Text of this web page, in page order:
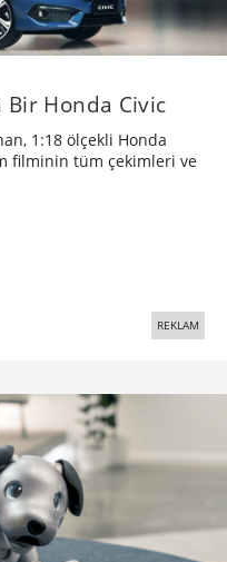
Bir Honda Civic
1:18 ölçekli Honda
filminin tüm çekimleri ve
REKLAM